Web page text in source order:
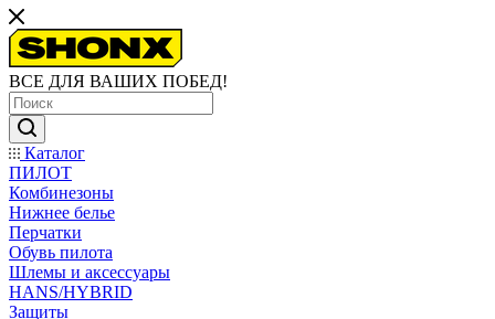
ВСЕ ДЛЯ ВАШИХ ПОБЕД!
Каталог
ПИЛОТ
Комбинезоны
Нижнее белье
Перчатки
Обувь пилота
Шлемы и аксессуары
HANS/HYBRID
Защиты